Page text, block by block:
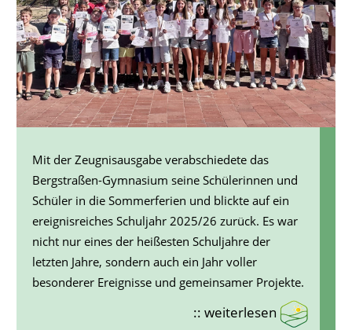
Mit der Zeugnisausgabe verabschiedete das
Bergstraßen-Gymnasium seine Schülerinnen und
Schüler in die Sommerferien und blickte auf ein
ereignisreiches Schuljahr 2025/26 zurück. Es war
nicht nur eines der heißesten Schuljahre der
letzten Jahre, sondern auch ein Jahr voller
besonderer Ereignisse und gemeinsamer Projekte.
:: weiterlesen